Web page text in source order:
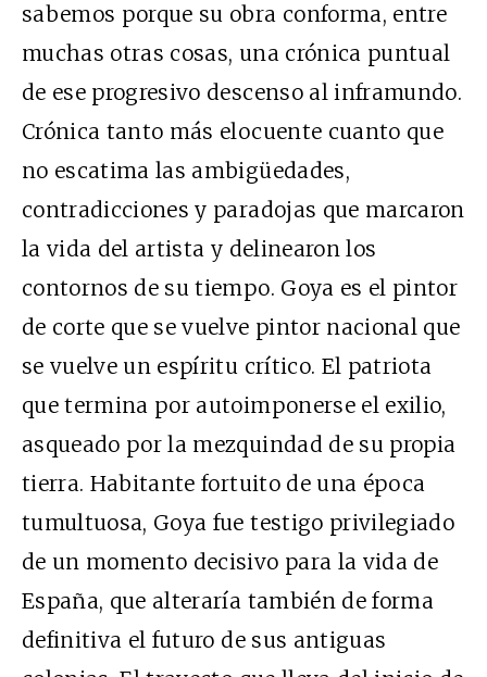
sabemos porque su obra conforma, entre
muchas otras cosas, una crónica puntual
de ese progresivo descenso al inframundo.
Crónica tanto más elocuente cuanto que
no escatima las ambigüedades,
contradicciones y paradojas que marcaron
la vida del artista y delinearon los
contornos de su tiempo. Goya es el pintor
de corte que se vuelve pintor nacional que
se vuelve un espíritu crítico. El patriota
que termina por autoimponerse el exilio,
asqueado por la mezquindad de su propia
tierra. Habitante fortuito de una época
tumultuosa, Goya fue testigo privilegiado
de un momento decisivo para la vida de
España, que alteraría también de forma
definitiva el futuro de sus antiguas